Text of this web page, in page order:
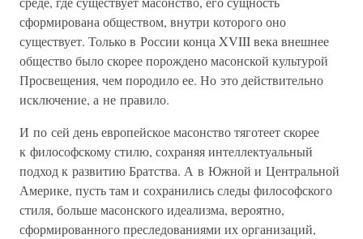
сформирована обществом, внутри которого оно
существует. Только в России конца XVIII века внешнее
общество было скорее порождено масонской культурой
Просвещения, чем породило ее. Но это действительно
исключение, а не правило.
И по сей день европейское масонство тяготеет скорее
к философскому стилю, сохраняя интеллектуальный
подход к развитию Братства. А в Южной и Центральной
Америке, пусть там и сохранились следы философского
стиля, больше масонского идеализма, вероятно,
сформированного преследованиями их организаций,